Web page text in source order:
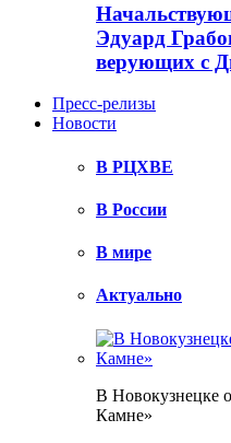
Эдуард
верующих с
Пресс-релизы
Новости
В РЦХВЕ
В России
В мире
Актуально
В Новокузнецке
Камне»